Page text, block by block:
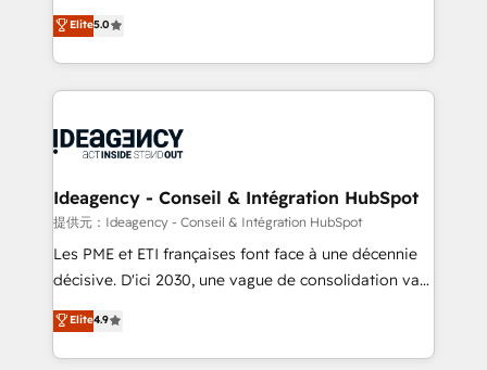
nurturing sequences. - Cross-hub setup across
Marketing, Sales, Operations, and Service Hubs. -
Ongoing optimization, managed support, and
scalable retainers. Let’s make HubSpot your most
drive results.
automation, CRM and RevOps consulting, data
architecture, sales enablement, lifecycle automation,
lead scoring and revenue reporting. HubSpot,
Salesforce and integrated enterprise stacks. Digital
Generative Engine Optimisation (AI Search),
B2B SEO, paid media, and content. We work with
enterprise and growth-led companies across
technology, professional services, financial services
and industrial sectors. Offices in Johannesburg, Cape
implementations delivered. AI visibility coverage
across ChatGPT, Claude, Perplexity, Gemini and
Elite5.0
Ideagency - Conseil & Intégration HubSpot
提供元：Ideagency - Conseil & Intégration HubSpot
Les PME et ETI françaises font face à une décennie
décisive. D'ici 2030, une vague de consolidation va
recomposer le marché. Seules survivront les
entreprises qui auront réussi leur transformation. Le
problème ? 58% des dirigeants savent que l'IA est
Elite4.9